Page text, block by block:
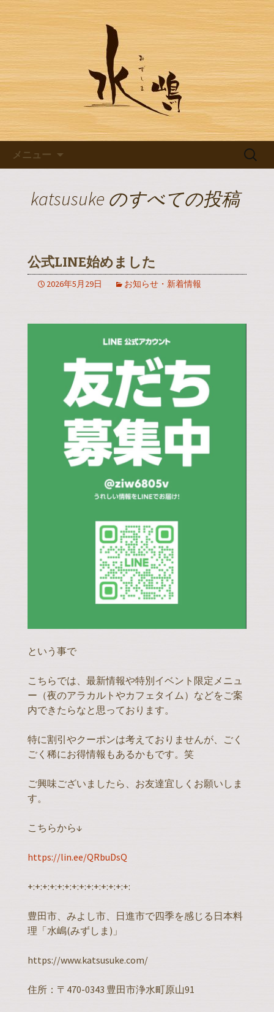
豊田市浄水の【水嶋】のブログ
豊田市浄水の【水嶋】のブログです
メニュー
検
katsusuke のすべての投稿
公式LINE始めました
2026年5月29日 お知らせ・新着情報
という事で
こちらでは、最新情報や特別イベント限定メニュ
ー（夜のアラカルトやカフェタイム）などをご案
内できたらなと思っております。
特に割引やクーポンは考えておりませんが、ごく
ごく稀にお得情報もあるかもです。笑
ご興味ございましたら、お友達宜しくお願いしま
す。
こちらから↓
https://lin.ee/QRbuDsQ
+:+:+:+:+:+:+:+:+:+:+:+:+:+:
豊田市、みよし市、日進市で四季を感じる日本料
理「水嶋(みずしま)」
https://www.katsusuke.com/
住所：〒470-0343 豊田市浄水町原山91